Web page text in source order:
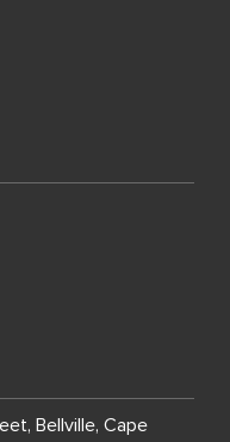
Bellville, Cape